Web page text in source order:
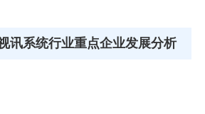
讯系统行业重点企业发展分析